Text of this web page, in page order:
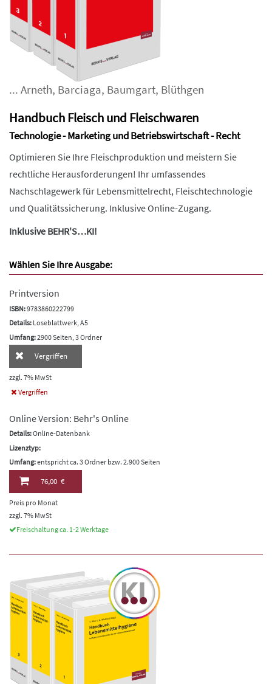
... Arneth, Barciaga, Baumgart, Blüthgen
Handbuch Fleisch und Fleischwaren
Technologie - Marketing und Betriebswirtschaft - Recht
Optimieren Sie Ihre Fleischproduktion und meistern Sie
rechtliche Herausforderungen! Ihr umfassendes
Nachschlagewerk für Lebensmittelrecht, Fleischtechnologie
und Qualitätssicherung. Inklusive Online-Zugang.
Inklusive BEHR'S…KI!
Wählen Sie Ihre Ausgabe:
Printversion
ISBN:9783860222799
Details: Loseblattwerk, A5
Umfang:2900 Seiten, 3 Ordner
Vergriffen
zzgl. 7% MwSt
Vergriffen
Online Version: Behr's Online
Details:Online-Datenbank
Lizenztyp:
Umfang:entspricht ca. 3 Ordner bzw. 2.900 Seiten
76,00 €
Preis pro Monat
zzgl. 7% MwSt
Freischaltung ca. 1-2 Werktage